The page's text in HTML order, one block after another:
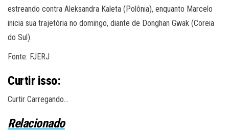
estreando contra Aleksandra Kaleta (Polônia), enquanto Marcelo
inicia sua trajetória no domingo, diante de Donghan Gwak (Coreia
do Sul).
Fonte: FJERJ
Curtir isso:
Curtir Carregando…
Relacionado